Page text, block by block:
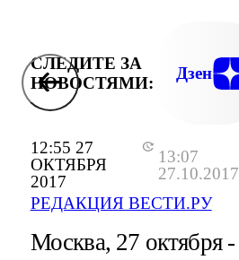
12:55 27
ОКТЯБРЯ
2017
13:07
27.10.2017
РЕДАКЦИЯ ВЕСТИ.РУ
СЛЕДИТЕ ЗА
НОВОСТЯМИ:
Дзен
Москва, 27 октября -